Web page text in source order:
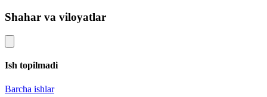
Shahar va viloyatlar
Ish topilmadi
Barcha ishlar